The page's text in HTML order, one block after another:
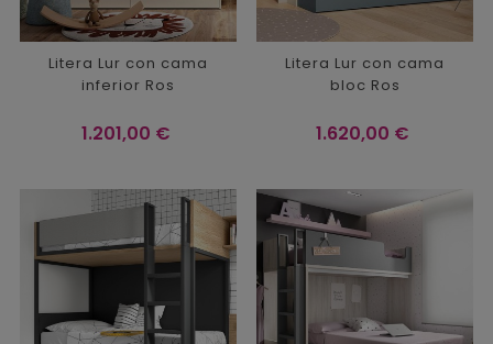
Litera Lur con cama
inferior Ros
Precio
1.201,00 €
Litera Lur con cama
bloc Ros
Precio
1.620,00 €